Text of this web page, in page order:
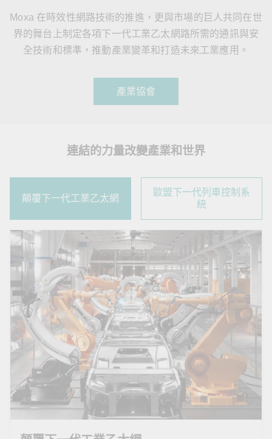
Moxa 在時效性網路技術的推進，更與市場的巨人共同在世
界的舞台上制定各項下一代工業乙太網路所需的通訊與安
全技術和標準，推動產業變革和打造未來工業應用。
產業協會
連結的力量改變產業和世界
顛覆下一代工業乙太網
歐盟下一代列車控制系
統